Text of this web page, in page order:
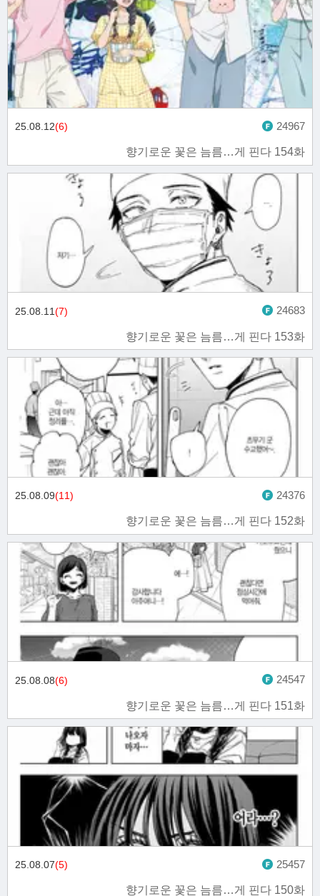
향기로운 꽃은 늠름…게 핀다 154화
25.08.12(6) 24967
향기로운 꽃은 늠름…게 핀다 153화
25.08.11(7) 24683
향기로운 꽃은 늠름…게 핀다 152화
25.08.09(11) 24376
향기로운 꽃은 늠름…게 핀다 151화
25.08.08(6) 24547
향기로운 꽃은 늠름…게 핀다 150화
25.08.07(5) 25457